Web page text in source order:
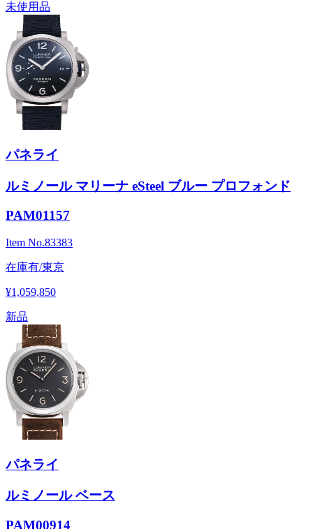
未使用品
パネライ
ルミノール マリーナ eSteel ブルー プロフォンド
PAM01157
Item No.83383
在庫有/東京
¥1,059,850
新品
パネライ
ルミノール ベース
PAM00914